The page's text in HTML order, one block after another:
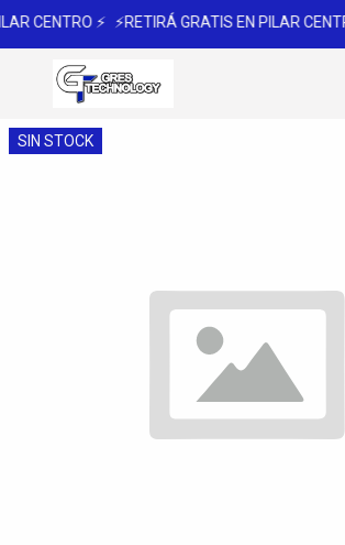
CENTRO ⚡ ⚡RETIRÁ GRATIS EN PILAR
SIN STOCK